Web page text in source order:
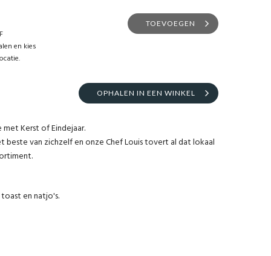
en kies
TOEVOEGEN
OPHALEN IN EEN WINKEL
Kerst of Eindejaar.
van zichzelf en onze Chef Louis tovert al dat lokaal
en natjo's.